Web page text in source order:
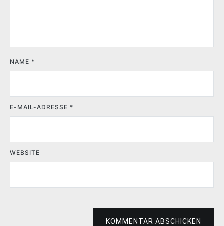
NAME *
E-MAIL-ADRESSE *
WEBSITE
KOMMENTAR ABSCHICKEN